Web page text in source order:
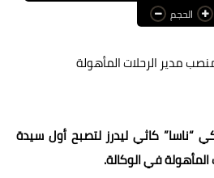
تكنولوجيا
عالم المرأة
أخبار عربية
الحجم
مدير الرحلات المأهولة
“ناسا” كاثي ليدرز لتصبح أول سيدة
في الوكالة.